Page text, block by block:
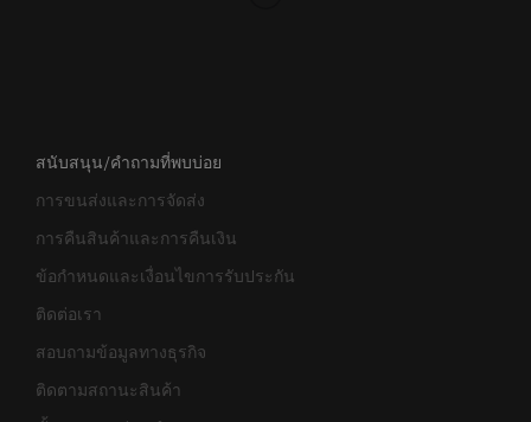
สนับสนุน/คำถามที่พบบ่อย
การขนส่งและการจัดส่ง
การคืนสินค้าและการคืนเงิน
ข้อกำหนดและเงื่อนไขการรับประกัน
ติดต่อเรา
สอบถามข้อมูลทางธุรกิจ
ติดตามสถานะสินค้า